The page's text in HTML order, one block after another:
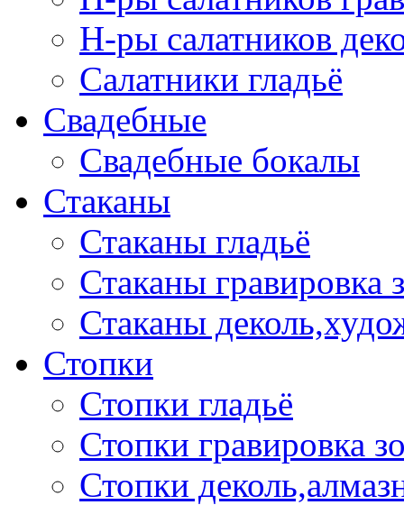
Н-ры салатников
Салатники гладьё
Свадебные
Свадебные бокалы
Стаканы
Стаканы гладьё
Стаканы гравировка
Стаканы
Стопки
Стопки гладьё
Стопки гравировка
Стопки